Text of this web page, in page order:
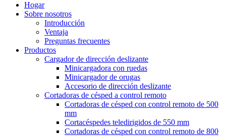
Hogar
Sobre nosotros
Introducción
Ventaja
Preguntas frecuentes
Productos
Cargador de dirección deslizante
Minicargadora con ruedas
Minicargador de orugas
Accesorio de dirección deslizante
Cortadoras de césped a control remoto
Cortadoras de césped con control remoto de 500
mm
Cortacéspedes teledirigidos de 550 mm
Cortadoras de césped con control remoto de 800